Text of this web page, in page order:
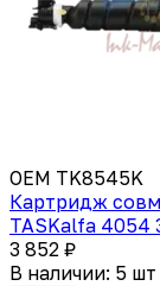
OEM TK8545K
Картридж
TASKalfa 4054
3 852 ₽
В наличии: 5 шт